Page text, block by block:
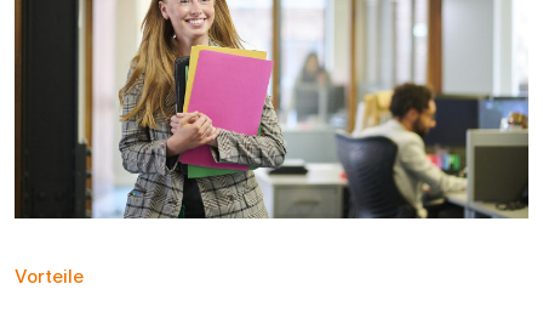
Vorteile